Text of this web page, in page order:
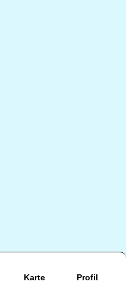
Karte Profil